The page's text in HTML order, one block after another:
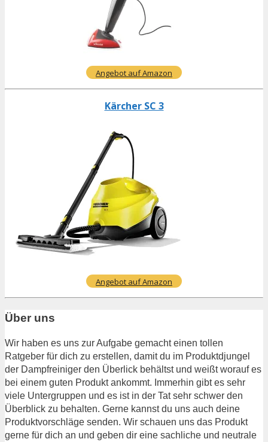
Angebot auf Amazon
Kärcher SC 3
Angebot auf Amazon
Über uns
Wir haben es uns zur Aufgabe gemacht einen tollen
Ratgeber für dich zu erstellen, damit du im Produktdjungel
der Dampfreiniger den Überlick behältst und weißt worauf es
bei einem guten Produkt ankommt. Immerhin gibt es sehr
viele Untergruppen und es ist in der Tat sehr schwer den
Überblick zu behalten. Gerne kannst du uns auch deine
Produktvorschläge senden. Wir schauen uns das Produkt
gerne für dich an und geben dir eine sachliche und neutrale